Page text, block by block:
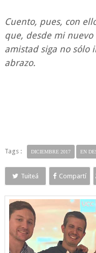
Cuento, pues, con
que, desde mi
amistad siga no sólo
abrazo.
Tags : DICIEMBRE 2017 EN
Tuiteá Compartí